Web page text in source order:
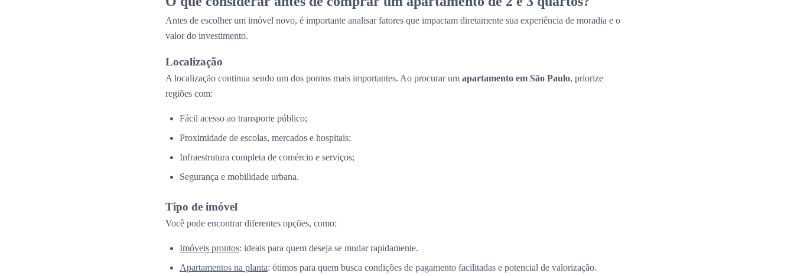
Antes de escolher um imóvel novo, é importante analisar fatores que impactam diretamente sua experiência de moradia e o
valor do investimento.
Localização
A localização continua sendo um dos pontos mais importantes. Ao procurar um apartamento em São Paulo, priorize
regiões com:
Fácil acesso ao transporte público;
Proximidade de escolas, mercados e hospitais;
Infraestrutura completa de comércio e serviços;
Segurança e mobilidade urbana.
Tipo de imóvel
Você pode encontrar diferentes opções, como:
Imóveis prontos: ideais para quem deseja se mudar rapidamente.
Apartamentos na planta: ótimos para quem busca condições de pagamento facilitadas e potencial de valorização.